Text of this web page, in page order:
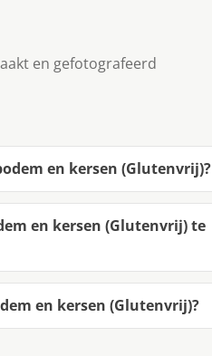
en gefotografeerd
en kersen (Glutenvrij)?
en kersen (Glutenvrij) te
en kersen (Glutenvrij)?